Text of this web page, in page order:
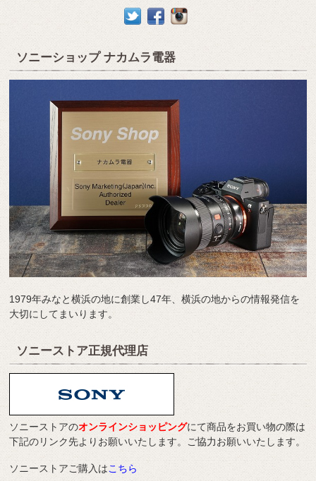
ソニーショップ ナカムラ電器
1979年みなと横浜の地に創業し47年、横浜の地からの情報発信を
大切にしてまいります。
ソニーストア正規代理店
ソニーストアのオンラインショッピングにて商品をお買い物の際は
下記のリンク先よりお願いいたします。ご協力お願いいたします。
ソニーストアご購入はこちら